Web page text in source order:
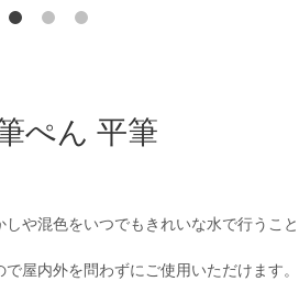
ぺん 平筆
や混色をいつでもきれいな水で行うこと
屋内外を問わずにご使用いただけます。